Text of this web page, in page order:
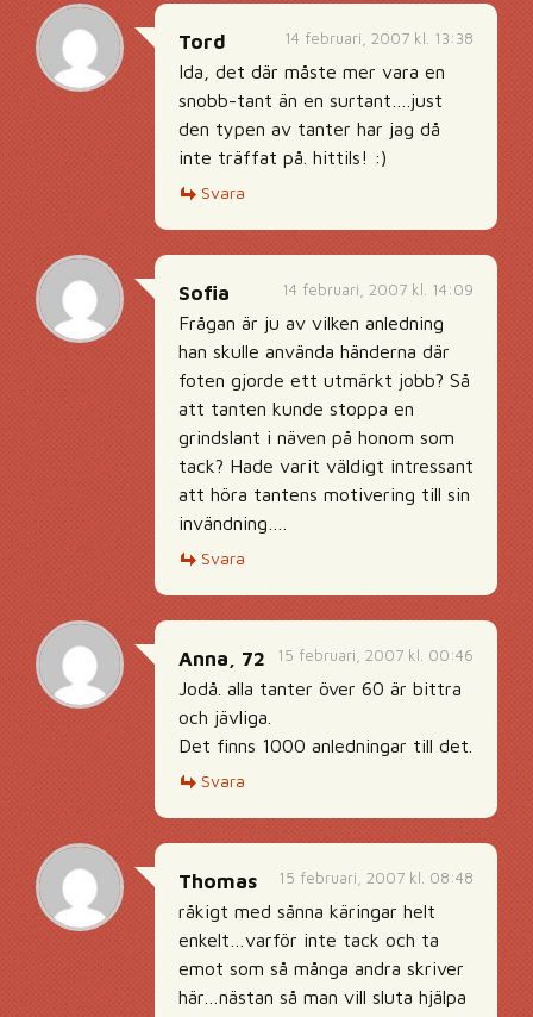
14 februari, 2007 kl. 13:38
Tord
Ida, det där måste mer vara en
snobb-tant än en surtant….just
den typen av tanter har jag då
inte träffat på. hittils! :)
Svara
14 februari, 2007 kl. 14:09
Sofia
Frågan är ju av vilken anledning
han skulle använda händerna där
foten gjorde ett utmärkt jobb? Så
att tanten kunde stoppa en
grindslant i näven på honom som
tack? Hade varit väldigt intressant
att höra tantens motivering till sin
invändning….
Svara
15 februari, 2007 kl. 00:46
Anna, 72
Jodå. alla tanter över 60 är bittra
och jävliga.
Det finns 1000 anledningar till det.
Svara
15 februari, 2007 kl. 08:48
Thomas
råkigt med sånna käringar helt
enkelt…varför inte tack och ta
emot som så många andra skriver
här…nästan så man vill sluta hjälpa